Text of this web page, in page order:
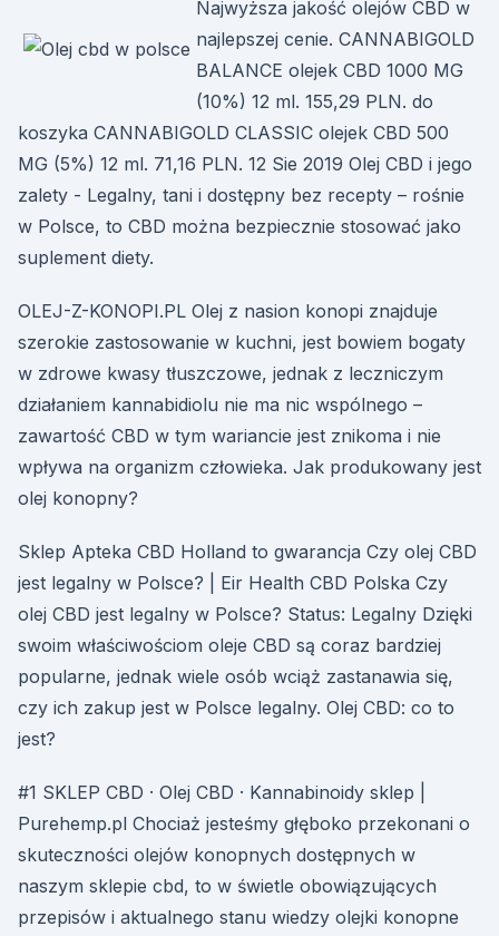
Najwyższa jakość olejów CBD w
najlepszej cenie. CANNABIGOLD
BALANCE olejek CBD 1000 MG
(10%) 12 ml. 155,29 PLN. do
koszyka CANNABIGOLD CLASSIC olejek CBD 500
MG (5%) 12 ml. 71,16 PLN. 12 Sie 2019 Olej CBD i jego
zalety - Legalny, tani i dostępny bez recepty – rośnie
w Polsce, to CBD można bezpiecznie stosować jako
suplement diety.
OLEJ-Z-KONOPI.PL Olej z nasion konopi znajduje
szerokie zastosowanie w kuchni, jest bowiem bogaty
w zdrowe kwasy tłuszczowe, jednak z leczniczym
działaniem kannabidiolu nie ma nic wspólnego –
zawartość CBD w tym wariancie jest znikoma i nie
wpływa na organizm człowieka. Jak produkowany jest
olej konopny?
Sklep Apteka CBD Holland to gwarancja Czy olej CBD
jest legalny w Polsce? | Eir Health CBD Polska Czy
olej CBD jest legalny w Polsce? Status: Legalny Dzięki
swoim właściwościom oleje CBD są coraz bardziej
popularne, jednak wiele osób wciąż zastanawia się,
czy ich zakup jest w Polsce legalny. Olej CBD: co to
jest?
#1 SKLEP CBD · Olej CBD · Kannabinoidy sklep |
Purehemp.pl Chociaż jesteśmy głęboko przekonani o
skuteczności olejów konopnych dostępnych w
naszym sklepie cbd, to w świetle obowiązujących
przepisów i aktualnego stanu wiedzy olejki konopne